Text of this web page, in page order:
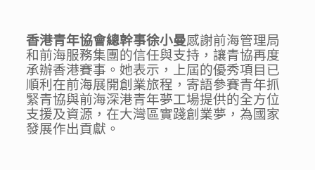
香港青年協會總幹事徐小曼感謝前海管理局
和前海服務集團的信任與支持，讓青協再度
承辦香港賽事。她表示，上屆的優秀項目已
順利在前海展開創業旅程，寄語參賽青年抓
緊青協與前海深港青年夢工場提供的全方位
支援及資源，在大灣區實踐創業夢，為國家
發展作出貢獻。